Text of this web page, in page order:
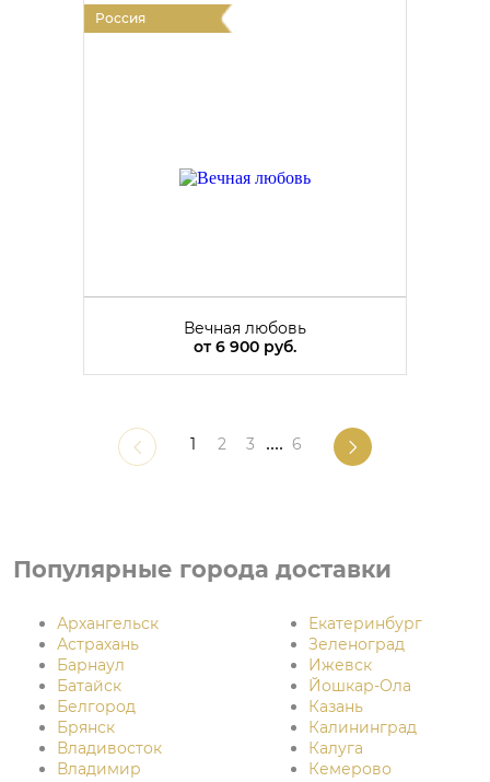
Россия
Вечная любовь
от6 900 руб.
1 2 3 .... 6
Популярные города доставки
Архангельск
Астрахань
Барнаул
Батайск
Белгород
Брянск
Владивосток
Владимир
Екатеринбург
Зеленоград
Ижевск
Йошкар-Ола
Казань
Калининград
Калуга
Кемерово